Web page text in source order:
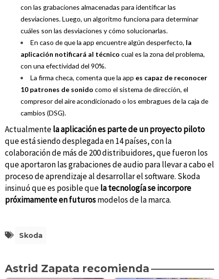
con las grabaciones almacenadas para identificar las
desviaciones. Luego, un algoritmo funciona para determinar
cuáles son las desviaciones y cómo solucionarlas.
En caso de que la app encuentre algún desperfecto, la
aplicación notificará al técnico cual es la zona del problema,
con una efectividad del 90%.
La firma checa, comenta que la app es capaz de reconocer
10 patrones de sonido como el sistema de dirección, el
compresor del aire acondicionado o los embragues de la caja de
cambios (DSG).
Actualmentela aplicación es parte de un proyecto piloto
que está siendo desplegada en 14 países, con la
colaboración de más de 200 distribuidores, que fueron los
que aportaron las grabaciones de audio para llevar a cabo el
proceso de aprendizaje al desarrollar el software. Skoda
insinuó que es posible quela tecnología se incorpore
próximamente en futurosmodelos de la marca.
Skoda
Astrid Zapata recomienda